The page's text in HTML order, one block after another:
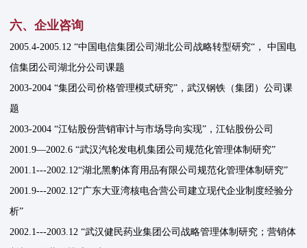
六、企业咨询
2005.4-2005.12 “中国电信集团公司湖北公司战略转型研究“， 中国电
信集团公司湖北分公司课题
2003-2004 “集团公司价格管理模式研究”，武汉钢铁（集团）公司课
题
2003-2004 “江钻股份营销审计与市场导向实现”，江钻股份公司
2001.9—2002.6 “武汉汽轮发电机集团公司规范化管理体制研究”
2001.1---2002.12“湖北黑豹体育用品有限公司规范化管理体制研究”
2001.9---2002.12“广东大亚湾核电合营公司建立现代企业制度经验分
析”
2002.1---2003.12 “武汉健民药业集团公司战略管理体制研究；营销体